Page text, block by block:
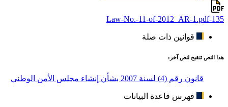
135-Law-No.-11-of-2012_AR-1.pdf
قوانين ذات صلة
هذا النص تنقيح لنص آخر:
قانون رقم (4) لسنة 2007 بشأن إنشاء مجلس الأمن الوطني
فهرس قاعدة البيانات